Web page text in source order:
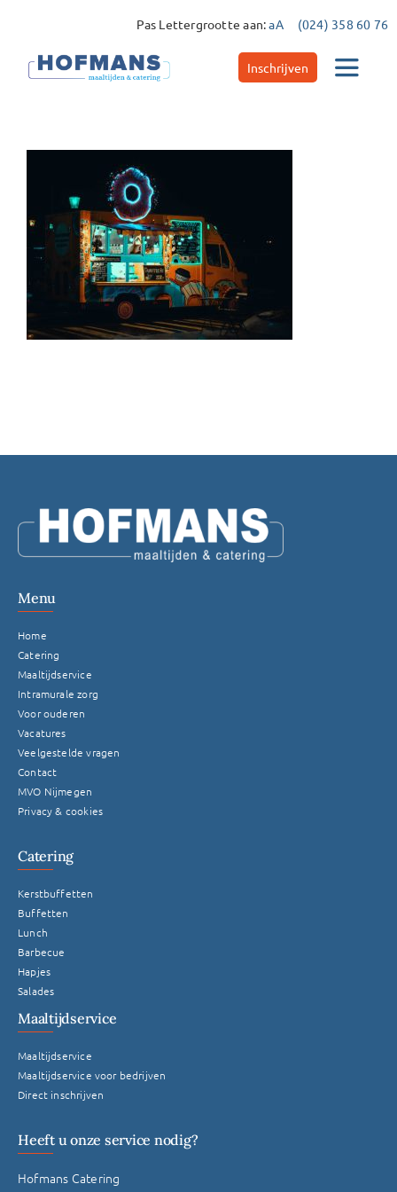
inhoud
Pas Lettergrootte aan:aA (024) 358 60 76
Inschrijven
Toggle
Catering
Maaltijdservice
Contact
Menu
Home
Catering
Maaltijdservice
Intramurale zorg
Voor ouderen
Vacatures
Veelgestelde vragen
Contact
MVO Nijmegen
Privacy & cookies
Catering
Kerstbuffetten
Buffetten
Lunch
Barbecue
Hapjes
Salades
Maaltijdservice
Maaltijdservice
Maaltijdservice voor bedrijven
Direct inschrijven
Heeft u onze service nodig?
Hofmans Catering